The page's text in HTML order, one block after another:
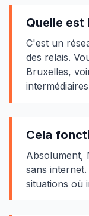
Quelle est
C'est un
des relais.
Bruxelles,
Cela
Absolument,
sans
situations où